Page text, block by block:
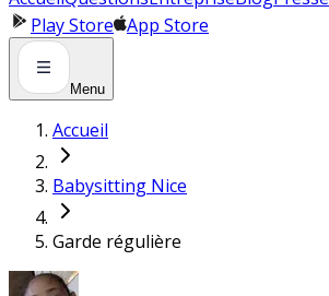
Play Store App Store
Menu
Accueil
Babysitting Nice
Garde régulière